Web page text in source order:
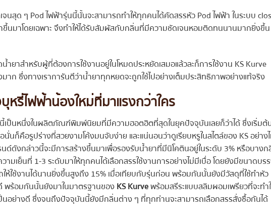
สุด ๆ Pod ไฟฟ้ารุ่นนี้นั้นจะสามารถทำให้ทุกคนได้คัดสรรหัว Pod ไฟฟ้า ในระบบ
นมาโดยเฉพาะ จึงทำให้ได้รับสัมผัสกับกลิ่นที่มีความชัดเจนหอมติดทนนานมากยิ่งขึ้น
ำยาสำหรับผู้ที่ต้องการใช้งานอยู่ในโหมดประหยัดเสมอแล้วละก็การใช้งาน KS Kurve
าก ซึ่งทางเราการันตีว่าน้ำยาทุกหยดจะถูกใช้ไปอย่างเต็มประสิทธิภาพอย่างแท้จริง
หรี่ไฟฟ้าน้องใหม่ที่มาแรงกว่าใคร
เป็นหนึ่งในผลิตภัณฑ์พิมพ์นิยมที่มีความฮอตฮิตที่สุดในยุคปัจจุบันเลยก็ว่าได้ ซึ่งเริ่มต้
นก็คือรูปร่างที่สวยงามโค้งมนจับง่าย และแน่นอนว่าดูเรียบหรูในสไตล์ของ KS อย่าง
ดังกล่าวนี้จะมีการสร้างขึ้นมาเพื่อรองรับน้ำยาที่มีนิโคตินอยู่ในระดับ 3% หรือบาง
ามเย็นที่ 1-3 ระดับมาให้ทุกคนได้เลือกสรรใช้งานการอย่างไม่มีเบื่อ โดยยังมีขนาดบร
ห้ใช้งานได้นานยิ่งขึ้นสูงถึง 15% เมื่อเทียบกับรุ่นก่อน พร้อมกันนั้นยังมีวัสดุที่ใช้ทำหัว
ร้อมกันนั้นยังมาในมาตรฐานของKS Kurveพร้อมสรีระแบบสลิมผอมเพรียวที่จะทำ
อย่างดี ซึ่งจนถึงปัจจุบันนี้ยังมีกลิ่นต่าง ๆ ที่ทุกท่านจะสามารถเลือกสรรสั่งซื้อกันได้